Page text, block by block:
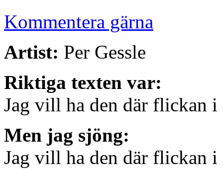
Kommentera gärna
Artist: Per Gessle
Riktiga texten var:
Jag vill ha den där flickan i
Men jag sjöng:
Jag vill ha den där flickan